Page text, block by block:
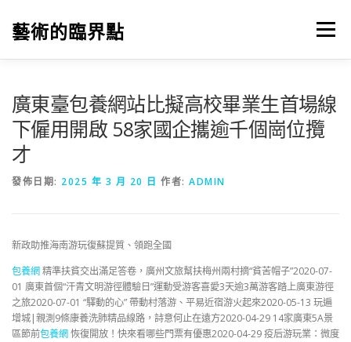
藝術的臨界點 選單
廣東臺包養網站比擬高校畢業生首場線
下僱用開啟 58家國企攜逾千個崗位攬
才
發佈日期: 2025 年 3 月 20 日 作者: ADMIN
新政助推海南游玩復蘇提質、領跑全國
包養網精準扶貧交出滿足答卷，廣州文旅幫扶梅州兩村摘“貧苦帽子”2020-07-
01 廣東首個“汗青文明游徑體驗日”運動受游客喜愛3天逾3萬游客踏上廣東游徑
之旅2020-07-01 “驛動的心” 帶動村落游、平易近宿游火起來2020-05-13 玩遍
增城|親測9條康養洗肺精品線路，詩意何止在遠方2020-04-29 14家廣東5A景
區節前包養網恢復開放！快來看哪些門票有優惠2020-04-29 疫后游玩業：微度